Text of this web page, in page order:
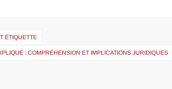
ÉTIQUETTE
: COMPRÉHENSION ET IMPLICATIONS JURIDIQUES